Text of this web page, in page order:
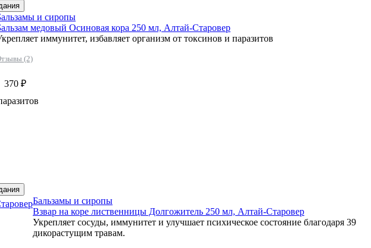
и сиропы
медовый Осиновая кора 250 мл, Алтай-Старовер
иммунитет, избавляет организм от токсинов и паразитов
(2)
370 ₽
Бальзамы и сиропы
Взвар на коре лиственницы Долгожитель 250 мл, Алтай-Старовер
Укрепляет сосуды, иммунитет и улучшает психическое состояние благодаря 39
дикорастущим травам.